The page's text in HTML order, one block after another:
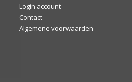
Login account
Contact
Algemene voorwaarden